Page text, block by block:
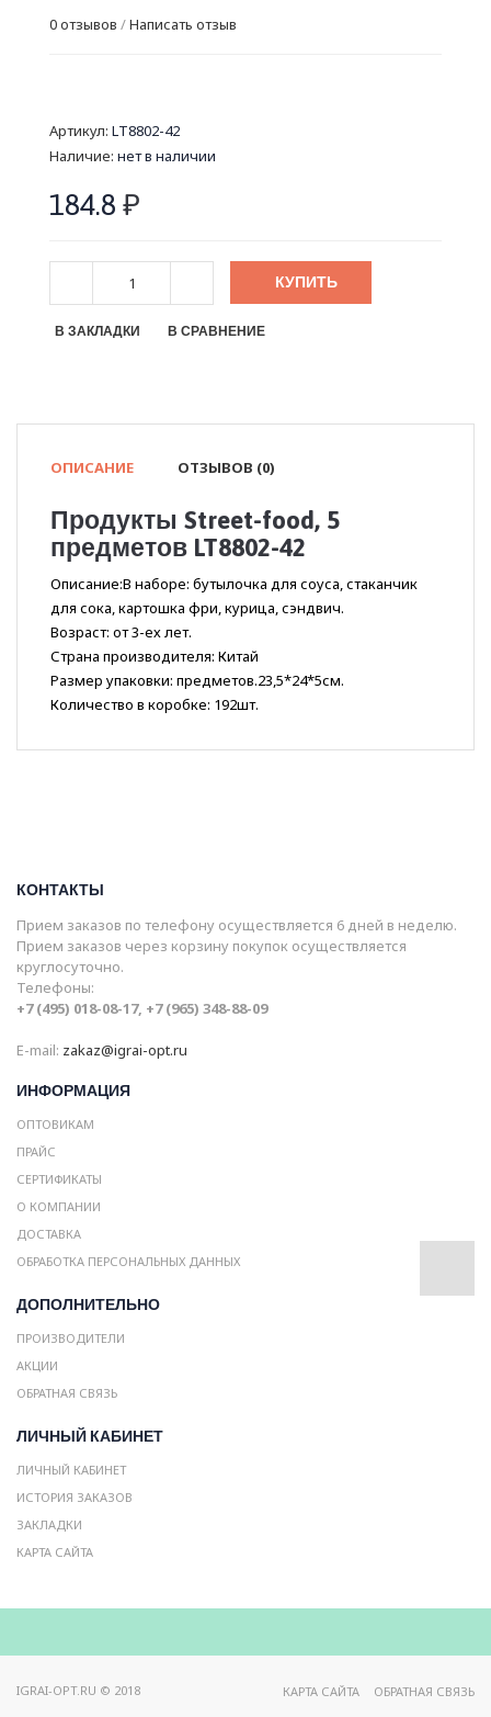
0 отзывов /Написать отзыв
Артикул: LT8802-42
Наличие: нет в наличии
184.8 ₽
КУПИТЬ
В ЗАКЛАДКИ В СРАВНЕНИЕ
ОПИСАНИЕ ОТЗЫВОВ (0)
Продукты Street-food, 5
предметов LT8802-42
Описание:В наборе: бутылочка для соуса, стаканчик
для сока, картошка фри, курица, сэндвич.
Возраст: от 3-ех лет.
Страна производителя: Китай
Размер упаковки: предметов.23,5*24*5см.
Количество в коробке: 192шт.
КОНТАКТЫ
Прием заказов по телефону осуществляется 6 дней в неделю.
Прием заказов через корзину покупок осуществляется
круглосуточно.
Телефоны:
+7 (495) 018-08-17, +7 (965) 348-88-09
E-mail: zakaz@igrai-opt.ru
ИНФОРМАЦИЯ
ОПТОВИКАМ
ПРАЙС
СЕРТИФИКАТЫ
О КОМПАНИИ
ДОСТАВКА
ОБРАБОТКА ПЕРСОНАЛЬНЫХ ДАННЫХ
ДОПОЛНИТЕЛЬНО
ПРОИЗВОДИТЕЛИ
АКЦИИ
ОБРАТНАЯ СВЯЗЬ
ЛИЧНЫЙ КАБИНЕТ
ЛИЧНЫЙ КАБИНЕТ
ИСТОРИЯ ЗАКАЗОВ
ЗАКЛАДКИ
КАРТА САЙТА
IGRAI-OPT.RU © 2018 КАРТА САЙТА ОБРАТНАЯ СВЯЗЬ